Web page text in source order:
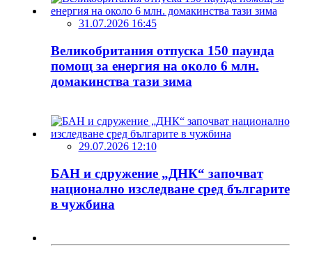
31.07.2026 16:45
Великобритания отпуска 150 паунда
помощ за енергия на около 6 млн.
домакинства тази зима
29.07.2026 12:10
БАН и сдружение „ДНК“ започват
национално изследване сред българите
в чужбина